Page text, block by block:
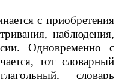
с приобретения
наблюдения,
Одновременно с
тот словарный
словарь